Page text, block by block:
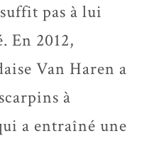
pas à lui
En 2012,
Van Haren a
à
a entraîné une